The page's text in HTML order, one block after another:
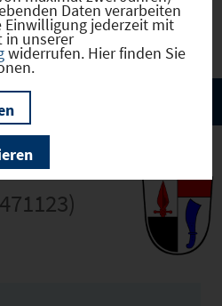
Daten verarbeiten
Einwilligung jederzeit mit
in unserer
widerrufen. Hier finden Sie